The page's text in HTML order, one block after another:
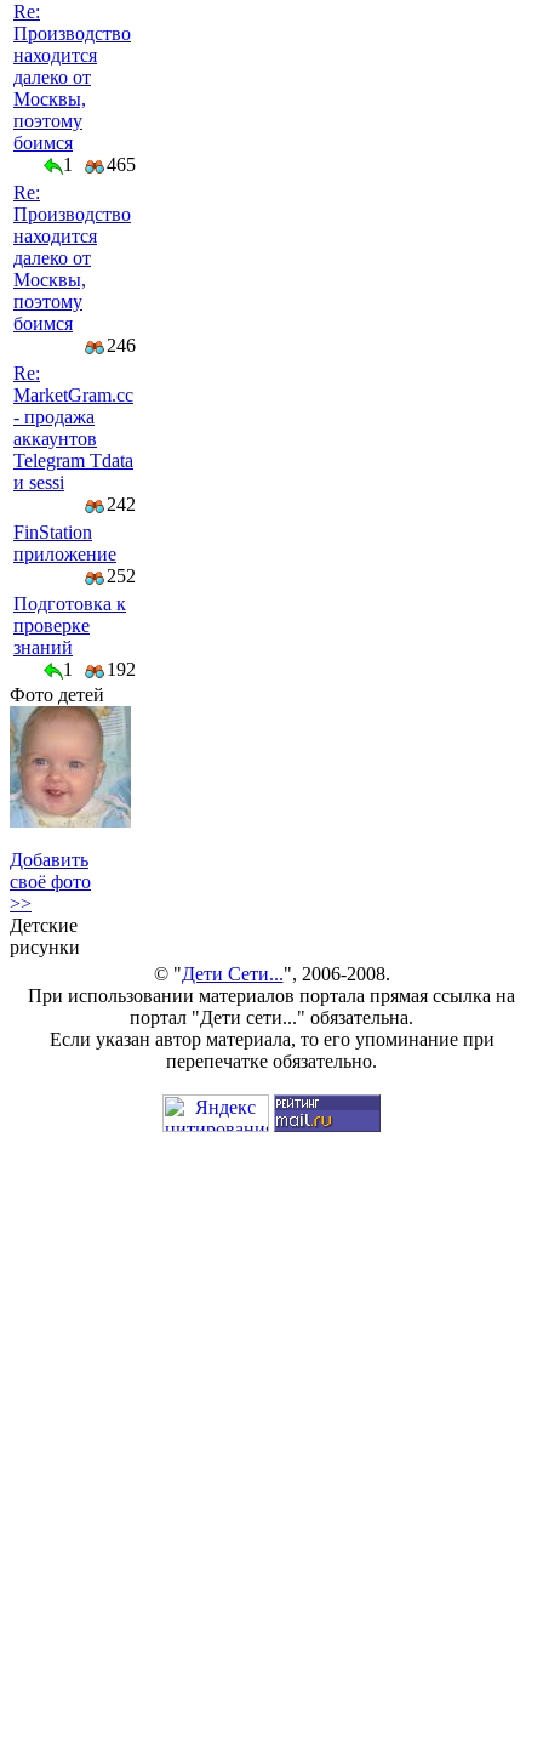
Re:
Производство
находится
далеко от
Москвы,
поэтому
боимся
1
465
Re:
Производство
находится
далеко от
Москвы,
поэтому
боимся
246
Re:
MarketGram.cc
- продажа
аккаунтов
Telegram Tdata
и sessi
242
FinStation
приложение
252
Подготовка к
проверке
знаний
1
192
Фото детей
Добавить
своё фото
>>
Детские
рисунки
© "Дети Сети...", 2006-2008.
При использовании материалов портала прямая ссылка на
портал "Дети сети..." обязательна.
Если указан автор материала, то его упоминание при
перепечатке обязательно.